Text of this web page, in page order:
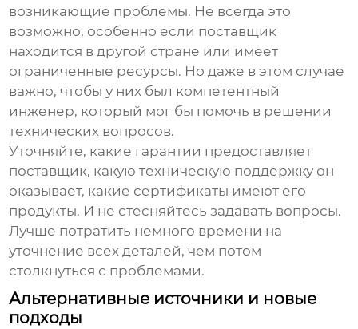
возникающие проблемы. Не всегда это
возможно, особенно если поставщик
находится в другой стране или имеет
ограниченные ресурсы. Но даже в этом случае
важно, чтобы у них был компетентный
инженер, который мог бы помочь в решении
технических вопросов.
Уточняйте, какие гарантии предоставляет
поставщик, какую техническую поддержку он
оказывает, какие сертификаты имеют его
продукты. И не стесняйтесь задавать вопросы.
Лучше потратить немного времени на
уточнение всех деталей, чем потом
столкнуться с проблемами.
Альтернативные источники и новые
подходы